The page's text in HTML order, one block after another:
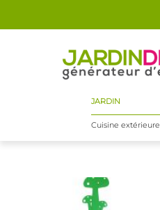
JARDIN
Cuisine extérieure